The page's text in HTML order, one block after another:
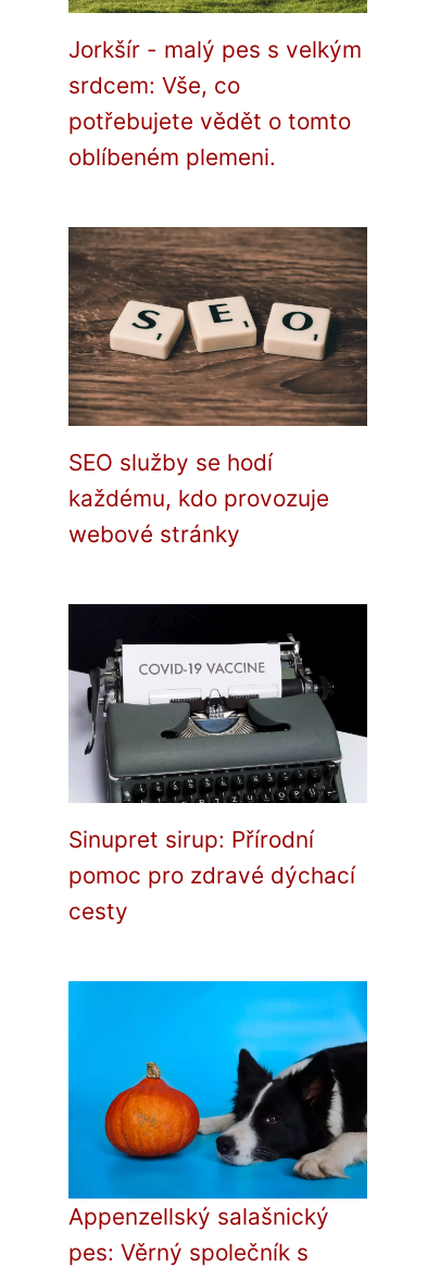
Jorkšír - malý pes s velkým
srdcem: Vše, co
potřebujete vědět o tomto
oblíbeném plemeni.
SEO služby se hodí
každému, kdo provozuje
webové stránky
Sinupret sirup: Přírodní
pomoc pro zdravé dýchací
cesty
Appenzellský salašnický
pes: Věrný společník s